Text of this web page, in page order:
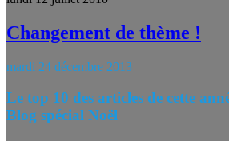
Changement de thème !
mardi 24 décembre 2013
Le top 10 des articles de cette
Blog spécial Noël